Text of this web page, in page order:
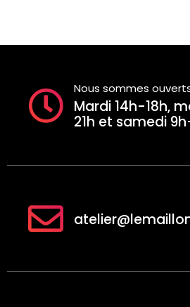
Nous sommes
Mardi 14h-18h,
21h et samedi